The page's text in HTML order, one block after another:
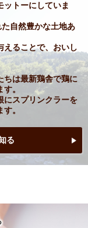
ットーにしていま
自然豊かな土地あ
えることで、おいし
ちは最新鶏舎で鶏に
。
にスプリンクラーを
。
る